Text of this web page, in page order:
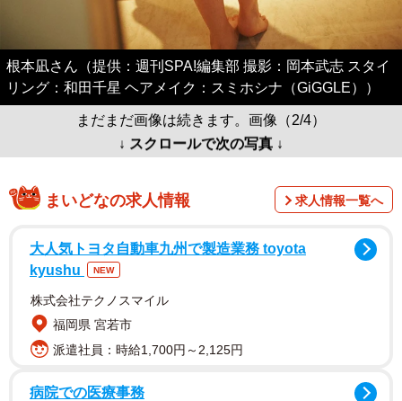
根本凪さん（提供：週刊SPA!編集部 撮影：岡本武志 スタイ
リング：和田千星 ヘアメイク：スミホシナ（GiGGLE））
まだまだ画像は続きます。画像（2/4）
↓ スクロールで次の写真 ↓
まいどなの求人情報 求人情報一覧へ
大人気トヨタ自動車九州で製造業務 toyota
kyushu
NEW
株式会社テクノスマイル
福岡県 宮若市
派遣社員：時給1,700円～2,125円
病院での医療事務